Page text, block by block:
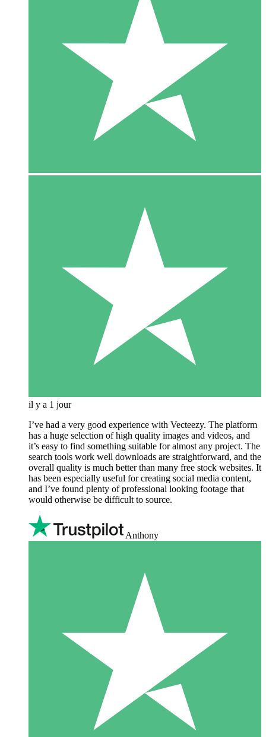
il y a 1 jour
I’ve had a very good experience with Vecteezy. The platform
has a huge selection of high quality images and videos, and
it’s easy to find something suitable for almost any project. The
search tools work well downloads are straightforward, and the
overall quality is much better than many free stock websites. It
has been especially useful for creating social media content,
and I’ve found plenty of professional looking footage that
would otherwise be difficult to source.
Anthony